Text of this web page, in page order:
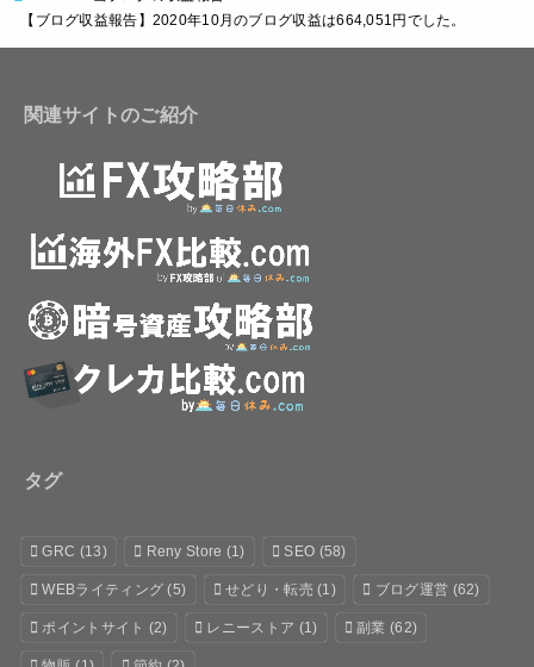
【ブログ収益報告】2020年10月のブログ収益は664,051円でした。
関連サイトのご紹介
タグ
GRC (13) Reny Store (1) SEO (58)
WEBライティング (5) せどり・転売 (1) ブログ運営 (62)
ポイントサイト (2) レニーストア (1) 副業 (62)